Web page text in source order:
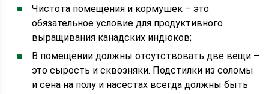
Чистота помещения и кормушек – это
обязательное условие для продуктивного
выращивания канадских индюков;
В помещении должны отсутствовать две вещи –
это сырость и сквозняки. Подстилки из соломы
и сена на полу и насестах всегда должны быть